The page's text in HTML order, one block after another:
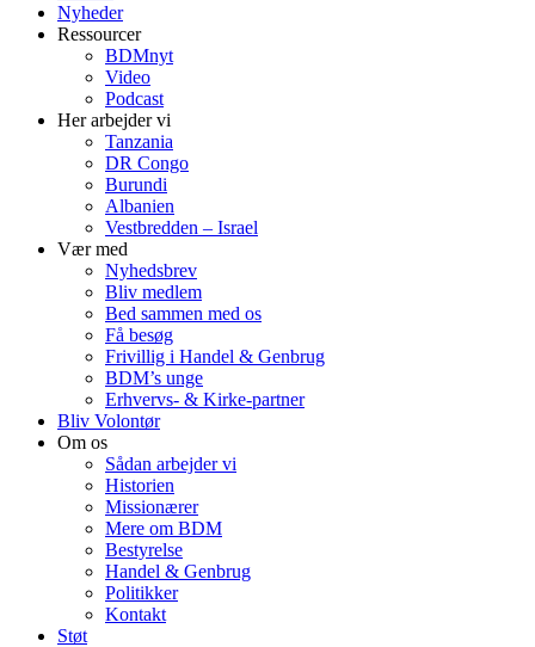
Nyheder
Ressourcer
BDMnyt
Video
Podcast
Her arbejder vi
Tanzania
DR Congo
Burundi
Albanien
Vestbredden – Israel
Vær med
Nyhedsbrev
Bliv medlem
Bed sammen med os
Få besøg
Frivillig i Handel & Genbrug
BDM’s unge
Erhvervs- & Kirke-partner
Bliv Volontør
Om os
Sådan arbejder vi
Historien
Missionærer
Mere om BDM
Bestyrelse
Handel & Genbrug
Politikker
Kontakt
Støt